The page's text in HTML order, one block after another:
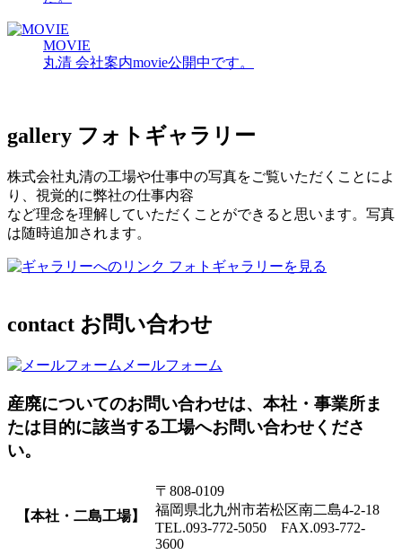
MOVIE
丸清 会社案内movie公開中です。
gallery フォトギャラリー
株式会社丸清の工場や仕事中の写真をご覧いただくことによ
り、視覚的に弊社の仕事内容
など理念を理解していただくことができると思います。写真
は随時追加されます。
フォトギャラリーを見る
contact お問い合わせ
メールフォーム
産廃についてのお問い合わせは、本社・事業所ま
たは目的に該当する工場へお問い合わせくださ
い。
【本社・二島工場】
〒808-0109
福岡県北九州市若松区南二島4-2-18
TEL.093-772-5050 FAX.093-772-
3600